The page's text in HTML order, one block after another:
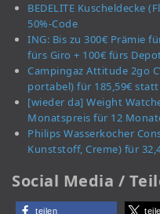
BEDELITE Kuscheldecke
50%-Code
ING: Bis zu 300€ Prämie
fürs Giro + 100€ fürs
Campingaz Attitude 2go
portabel) für 185,59€ statt
[wieder da] Weight
Monatspreis für 12
Philips Wasserkocher
Kunststoff, Creme) für
Social Media /
teilen